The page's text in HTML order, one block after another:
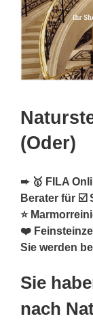
(Oder)
➨ 🥇 FILA
Berater für ☑️
⭐
❤️
Sie werden
Sie
nach